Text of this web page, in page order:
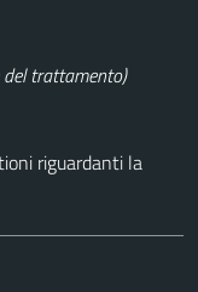
del trattamento)
riguardanti la